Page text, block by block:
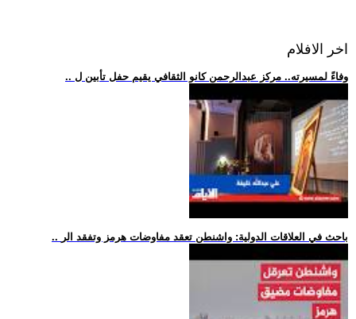
اخر الافلام
.. وفاءً لمسيرته.. مركز عبدالرحمن كانو الثقافي يقيم حفل تأبين ل
.. باحث في العلاقات الدولية: واشنطن تعقد مفاوضات هرمز وتفقد الر